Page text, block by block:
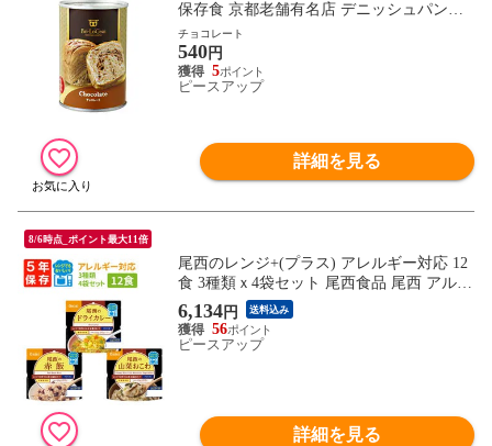
保存食 京都老舗有名店 デニッシュパンの
缶詰（缶deボローニア 美味しい防災食 災
害備蓄用缶詰パン 保存パン 缶入りパン 非
常食セット 保存食セット
チョコレート
540円
5
ピースアップ
詳細を見る
8/6時点_ポイント最大11倍
尾西のレンジ+(プラス) アレルギー対応 12
食 3種類ｘ4袋セット 尾西食品 尾西 アルフ
ァ米 アルファー米 アルファ化米 非常食 非
常食セット 保存食 防災食 保存食セット 登
山 キャンプ
6,134円 送料込み
56
ピースアップ
詳細を見る